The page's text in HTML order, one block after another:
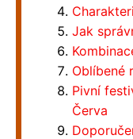
Jak
Oblíbené
Pivní
Červa